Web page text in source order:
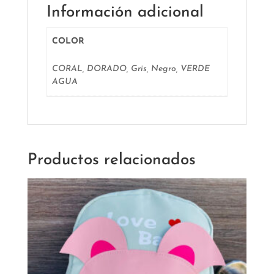
Información adicional
COLOR
CORAL, DORADO, Gris, Negro, VERDE
AGUA
Productos relacionados